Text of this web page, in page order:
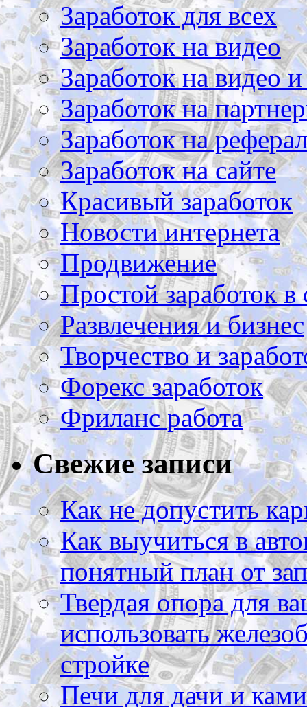
Заработок для всех
Заработок на видео
Заработок на видео
Заработок на
Заработок на
Заработок на сайте
Красивый заработок
Новости интернета
Продвижение
Простой заработок в
Развлечения и бизнес
Творчество и
Форекс заработок
Фриланс работа
Свежие записи
Как не допустить
Как выучиться в
понятный план от
Твердая опора для
использовать
стройке
Печи для дачи и